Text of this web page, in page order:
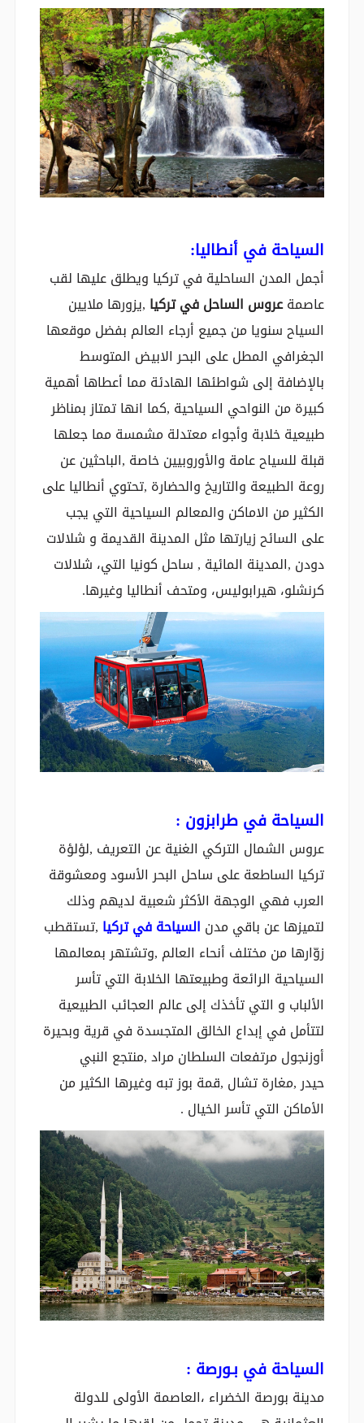
السياحة في أنطاليا:
أجمل المدن الساحلية في تركيا ويطلق عليها لقب
عاصمةعروس الساحل في تركيا ,يزورها ملايين
السياح سنويا من جميع أرجاء العالم بفضل موقعها
الجغرافي المطل على البحر الابيض المتوسط
بالإضافة إلى شواطئها الهادئة مما أعطاها أهمية
كبيرة من النواحي السياحية ,كما انها تمتاز بمناظر
طبيعية خلابة وأجواء معتدلة مشمسة مما جعلها
قبلة للسياح عامة والأوروبيين خاصة ,الباحثين عن
روعة الطبيعة والتاريخ والحضارة ,تحتوي أنطاليا على
الكثير من الاماكن والمعالم السياحية التي يجب
على السائح زيارتها مثل المدينة القديمة و شلالات
دودن ,المدينة المائية , ساحل كونيا التي، شلالات
كرنشلو، هيرابوليس، ومتحف أنطاليا وغيرها.
السياحة في طرابزون :
عروس الشمال التركي الغنية عن التعريف ,لؤلؤة
تركيا الساطعة على ساحل البحر الأسود ومعشوقة
العرب فهي الوجهة الأكثر شعبية لديهم وذلك
لتميزها عن باقي مدن السياحة في تركيا ,تستقطب
زوّارها من مختلف أنحاء العالم ,وتشتهر بمعالمها
السياحية الرائعة وطبيعتها الخلابة التي تأسر
الألباب و التي تأخذك إلى عالم العجائب الطبيعية
لتتأمل في إبداع الخالق المتجسدة في قرية وبحيرة
أوزنجول مرتفعات السلطان مراد ,منتجع النبي
حيدر ,مغارة تشال ,قمة بوز تبه وغيرها الكثير من
الأماكن التي تأسر الخيال .
السياحة في بـورصة :
مدينة بورصة الخضراء ،العاصمة الأولى للدولة